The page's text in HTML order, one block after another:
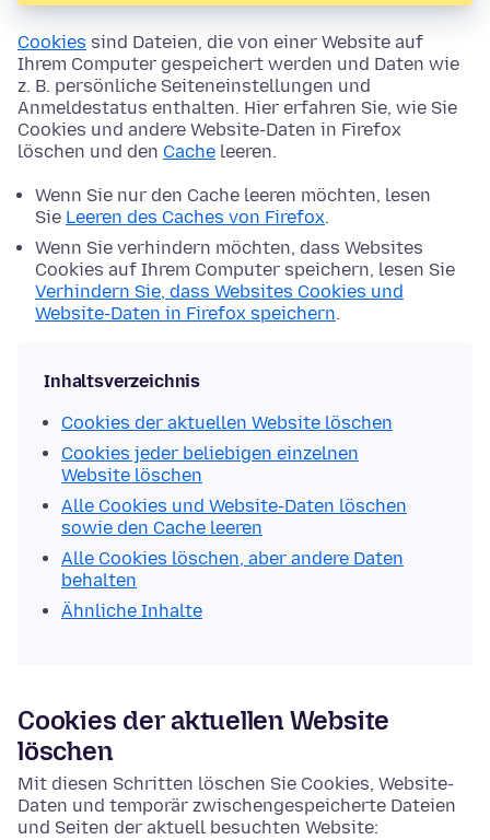
Cookies sind Dateien, die von einer Website auf
Ihrem Computer gespeichert werden und Daten wie
z. B. persönliche Seiteneinstellungen und
Anmeldestatus enthalten. Hier erfahren Sie, wie Sie
Cookies und andere Website-Daten in Firefox
löschen und den Cache leeren.
Wenn Sie nur den Cache leeren möchten, lesen
Sie Leeren des Caches von Firefox.
Wenn Sie verhindern möchten, dass Websites
Cookies auf Ihrem Computer speichern, lesen Sie
Verhindern Sie, dass Websites Cookies und
Website-Daten in Firefox speichern.
Inhaltsverzeichnis
Cookies der aktuellen Website löschen
Cookies jeder beliebigen einzelnen
Website löschen
Alle Cookies und Website-Daten löschen
sowie den Cache leeren
Alle Cookies löschen, aber andere Daten
behalten
Ähnliche Inhalte
Cookies der aktuellen Website
löschen
Mit diesen Schritten löschen Sie Cookies, Website-
Daten und temporär zwischengespeicherte Dateien
und Seiten der aktuell besuchten Website: